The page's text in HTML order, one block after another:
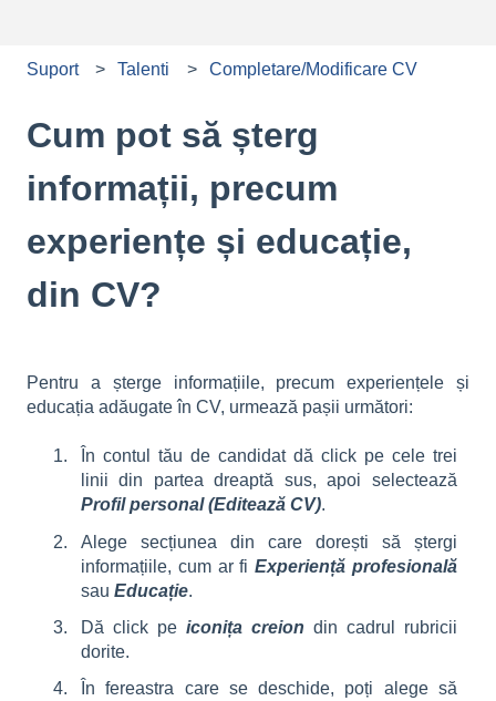
Suport Talenti Completare/Modificare CV
Cum pot să șterg
informații, precum
experiențe și educație,
din CV?
Pentru a șterge informațiile, precum experiențele și
educația adăugate în CV, urmează pașii următori:
În contul tău de candidat dă click pe cele trei
linii din partea dreaptă sus, apoi selectează
Profil personal (Editează CV).
Alege secțiunea din care dorești să ștergi
informațiile, cum ar fiExperiență profesională
sau Educație.
Dă click pe iconița creion din cadrul rubricii
dorite.
În fereastra care se deschide, poți alege să